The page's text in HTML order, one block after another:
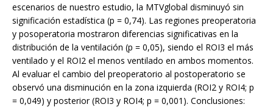
escenarios de nuestro estudio, la MTVglobal disminuyó sin
significación estadística (p = 0,74). Las regiones preoperatoria
y posoperatoria mostraron diferencias significativas en la
distribución de la ventilación (p = 0,05), siendo el ROI3 el más
ventilado y el ROI2 el menos ventilado en ambos momentos.
Al evaluar el cambio del preoperatorio al postoperatorio se
observó una disminución en la zona izquierda (ROI2 y ROI4; p
= 0,049) y posterior (ROI3 y ROI4; p = 0,001). Conclusiones: